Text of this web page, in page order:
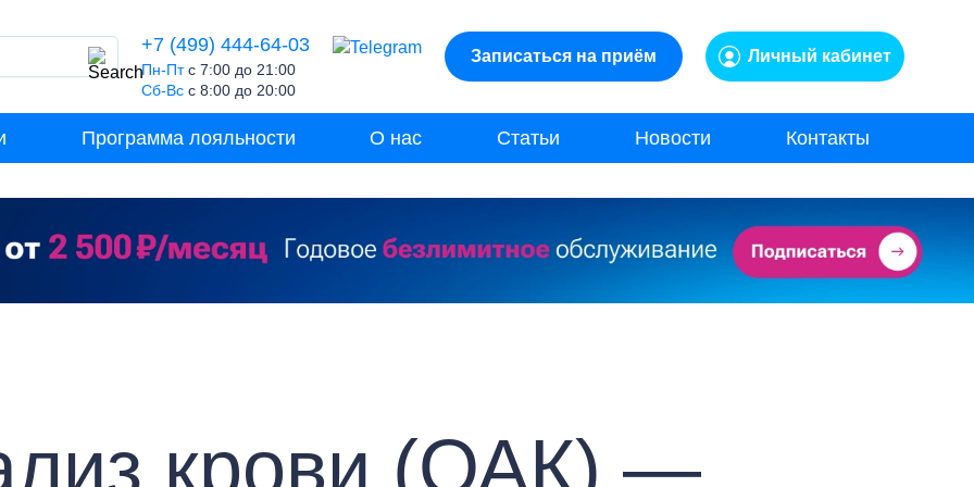
+7 (499) 444-64-03
Пн-Птс 7:00 до 21:00
Сб-Вс с 8:00 до 20:00
Записаться на приём Личный кабинет
Программа лояльности О нас Статьи Новости Контакты
крови (ОАК) —